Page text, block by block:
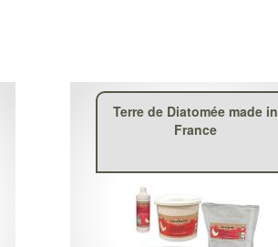
Terre de Diatomée made in
France